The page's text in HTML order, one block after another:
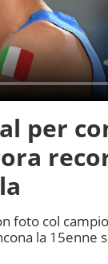
per
foto col
la 15enne